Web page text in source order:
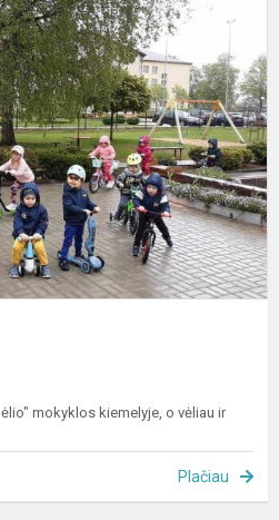
mokyklos kiemelyje, o vėliau ir
Plačiau